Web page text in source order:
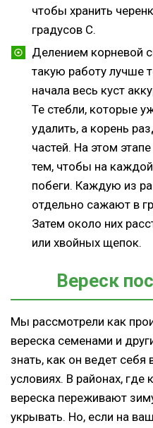
чтобы хранить
градусов С.
Делением корневой
такую работу лучше
начала весь куст
Те стебли, которые
удалить, а корень
частей. На этом
тем, чтобы на
побеги. Каждую из
отдельно сажают в
Затем около них
или хвойных щепок.
Вереск
Мы рассмотрели как
вереска семенами и
знать, как он ведет
условиях. В районах, где
вереска переживают
укрывать. Но, если на